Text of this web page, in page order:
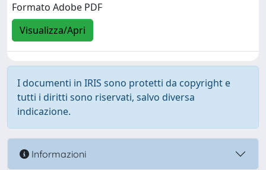
Formato Adobe PDF
Visualizza/Apri
I documenti in IRIS sono protetti da copyright e
tutti i diritti sono riservati, salvo diversa
indicazione.
Informazioni